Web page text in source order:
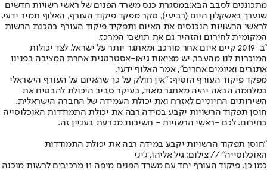
מתכוננים לסבב הבא:במסגרת כנס משרד הפנים של ראשי רשויות חדשים
שנערך באשקלון היום (רביעי), סקר מפקד פיקוד העורף, האלוף תמיר ידעי,
לראשי הרשויות הנכנסים את האיום ותפקיד פיקוד העורף בהכנת הרשות
המקומית לחירום והזהיר גם את תושבי המרכז.
"ב-2019 קיים איום אחר מורכב ומאתגר יותר על ישראל. לצד יכולות
המוכרות לנו מהעבר, יש מציאות גיאו-אסטרטגית אחרת המציבה בפנינו
אתגרים ואיומים אחרים", אמר האלוף ידעי.
מפקד פיקוד העורף הוסיף: "אין חולק על כך שהאיום על העורף הישראלי
במלחמה הבאה יהיה מאתגר מאוד, בעיקר סביב היכולת להבטיח את
השירותים החיוניים לאזרח ואת יכולת העמידה של החברה הישראלית.
חוסן תפקוד הרשויות יקבע במידה רבה את יכולת התמודדות האוכלוסייה
בחירום. לכם -ראשי הרשויות - חשיבות מכרעת בעניין זה.
"חוסן תפקוד הרשויות יקבע במידה רבה את יכולת התמודדות
האוכלוסייה" // צילום: גיל אליהו, ג'יני
כמו כן, פיקוד העורף יחד עם משרד הפנים מיפה 11 מרכיבים לרשות מוכנה